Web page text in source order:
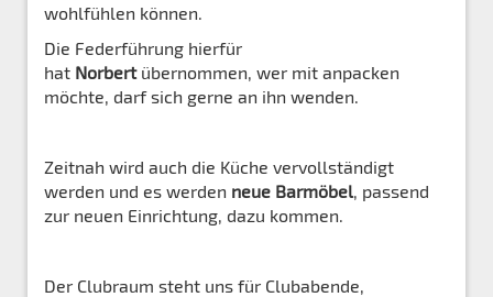
wohlfühlen können.
Die Federführung hierfür
hat Norbertübernommen, wer mit anpacken
möchte, darf sich gerne an ihn wenden.
Zeitnah wird auch die Küche vervollständigt
werden und es werden neue Barmöbel , passend
zur neuen Einrichtung, dazu kommen.
Der Clubraum steht uns für Clubabende,